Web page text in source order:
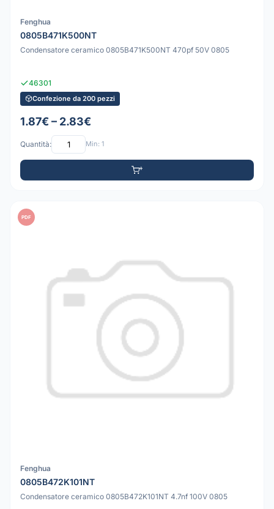
Fenghua
0805B471K500NT
Condensatore ceramico 0805B471K500NT 470pf 50V 0805
46301
Confezione da 200 pezzi
1.87€ – 2.83€
Quantità: Min: 1
PDF
Fenghua
0805B472K101NT
Condensatore ceramico 0805B472K101NT 4.7nf 100V 0805